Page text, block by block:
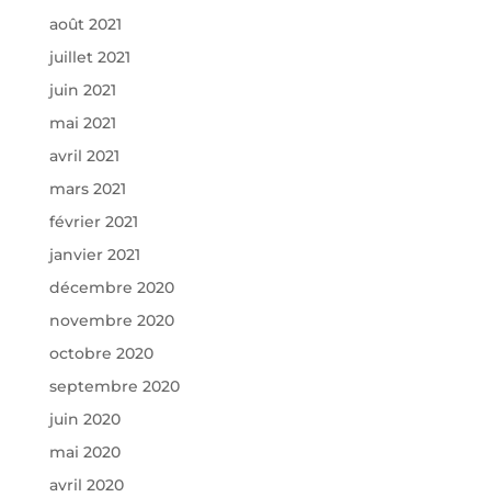
août 2021
juillet 2021
juin 2021
mai 2021
avril 2021
mars 2021
février 2021
janvier 2021
décembre 2020
novembre 2020
octobre 2020
septembre 2020
juin 2020
mai 2020
avril 2020